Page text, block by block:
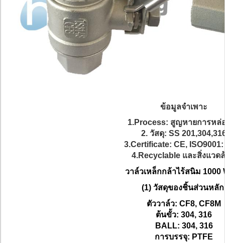
ข้อมูลจำเพาะ
1.Process: สูญหายการหล่
2. วัสดุ: SS
3.Certificate: CE, ISO9001:
4.Recyclable และสิ่งแวด
วาล์วเหล็กกล้าไร้สนิม 1000
(1) วัสดุของชิ้นส่วนหลั
ตัววาล์ว: CF8, CF8M
ต้นขั้ว: 304, 316
BALL: 304, 316
การบรรจุ: PTFE